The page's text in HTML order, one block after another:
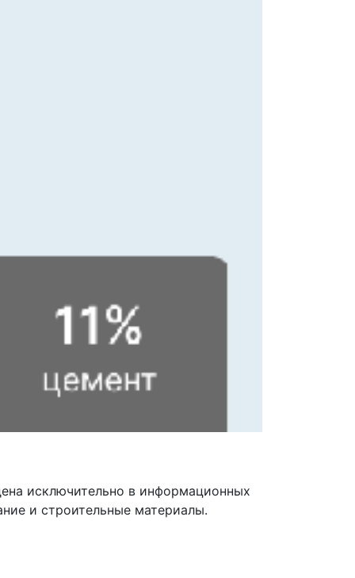
исключительно в информационных
и строительные материалы.